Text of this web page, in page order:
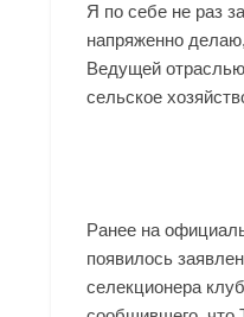
Я по себе не раз
напряженно
Ведущей
сельское
Ранее на
появилось
селекционера